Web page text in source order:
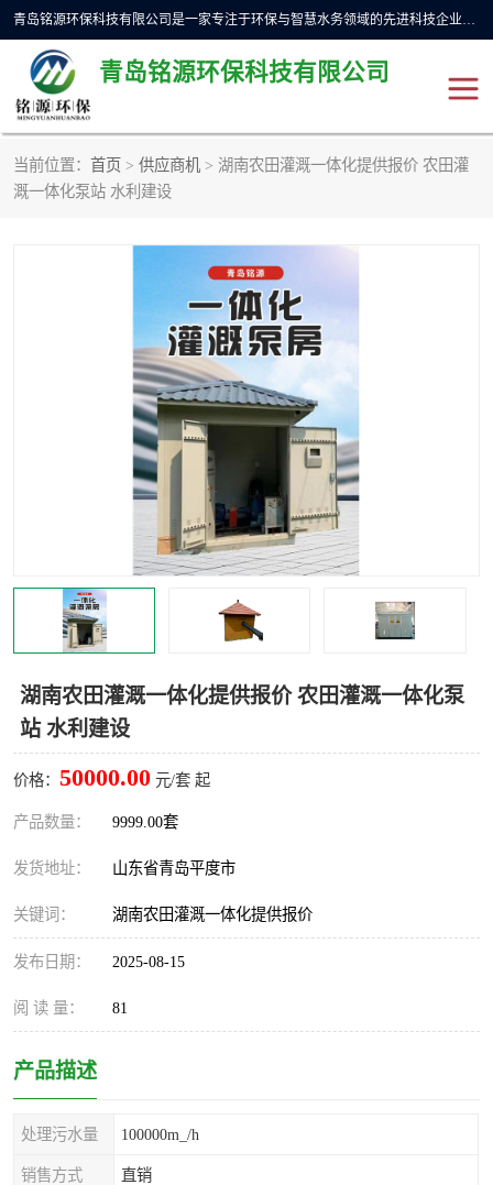
青岛铭源环保科技有限公司是一家专注于环保与智慧水务领域的先进科技企业，公司专注于云智能一体化预制泵站、水务循环利用、海绵城市、云智慧水务开发及新型环保技术研发等领域。铭源环保以为客户提供优质产品、专业技术服务为己任。为客户提供量身定制方案，提供多种配置方案满足实际使用要求。严控供货周期，并提供高标准后期维护。以环保为己任，视质量如生命，以技术做先导，靠诚信赢客户。
青岛铭源环保科技有限公司
当前位置： 首页 > 供应商机 > 湖南农田灌溉一体化提供报价 农田灌
溉一体化泵站 水利建设
湖南农田灌溉一体化提供报价 农田灌溉一体化泵
站 水利建设
价格： 50000.00 元/套 起
产品数量： 9999.00套
发货地址： 山东省青岛平度市
关键词： 湖南农田灌溉一体化提供报价
发布日期： 2025-08-15
阅 读 量： 81
产品描述
处理污水量 100000m_/h
销售方式 直销
一体化HMPP泵站
智能旋转喷射器
液动限流闸门
加压泵房/灌溉泵房 一体化预制泵站
不锈钢浮筒阀 真空冲洗装置
雨水收集回用装置 门式冲洗装置
智能一体化灌溉泵房 一体化污水处理泵房
水面垃圾清理装置 浅层砂过滤装置
一体化泵闸
真空冲洗设备
水平自清洗格栅